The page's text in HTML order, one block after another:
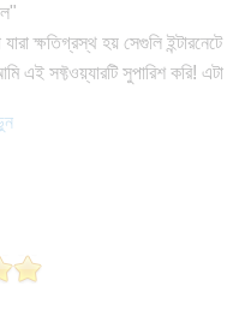
ক্ষতিগ্রস্থ হয় সেগুলি ইন্টারনেটে
সফ্টওয়্যারটি সুপারিশ করি! এটা